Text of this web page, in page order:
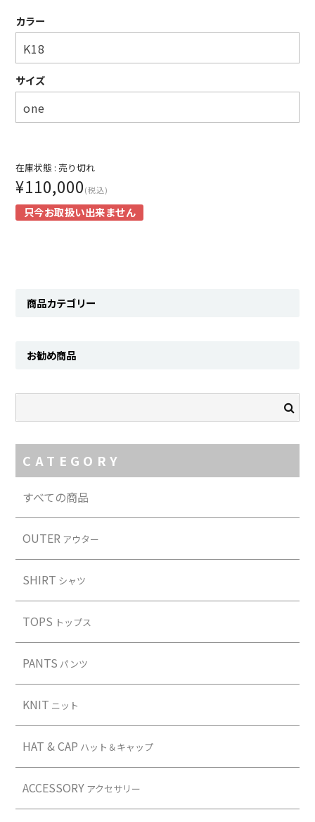
URU TOKYO【ウル トーキョー】
Willow Pants 【ウィローパンツ】
WEST’S OVERALLS【ウエストオーバーオールズ】
ITEM
OUTER
SHIRT
SHOES
BELT
About
カラー
サイズ
在庫状態 : 売り切れ
¥110,000(税込)
只今お取扱い出来ません
商品カテゴリー
お勧め商品
CATEGORY
すべての商品
OUTER アウター
SHIRT シャツ
TOPS トップス
PANTS パンツ
KNIT ニット
HAT & CAP ハット＆キャップ
ACCESSORY アクセサリー